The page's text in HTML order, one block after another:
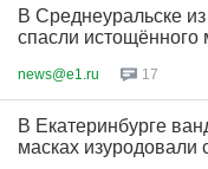
В Среднеуральске
спасли истощённого
news@e1.ru 17
В Екатеринбурге
масках изуродовали